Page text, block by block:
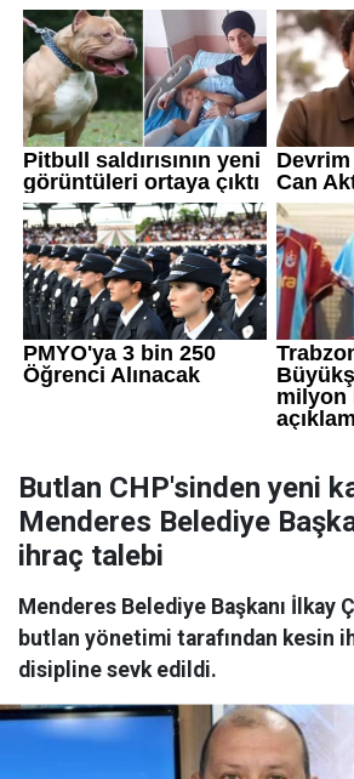
Butlan CHP'sinden yeni
Menderes Belediye
ihraç talebi
Menderes Belediye Başkanı İlkay
butlan yönetimi tarafından kesin
disipline sevk edildi.